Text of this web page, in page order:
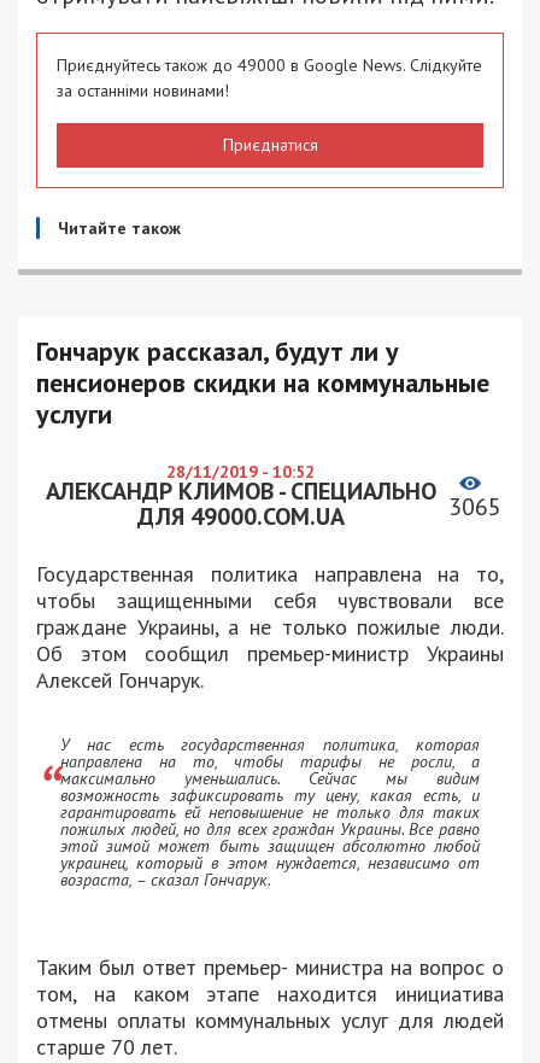
Приєднуйтесь також до 49000 в Google News. Слідкуйте
за останніми новинами!
Приєднатися
Читайте також
Гончарук рассказал, будут ли у
пенсионеров скидки на коммунальные
услуги
28/11/2019 - 10:52
АЛЕКСАНДР КЛИМОВ - СПЕЦИАЛЬНО
ДЛЯ 49000.COM.UA
3065
Государственная политика направлена на то,
чтобы защищенными себя чувствовали все
граждане Украины, а не только пожилые люди.
Об этом сообщил премьер-министр Украины
Алексей Гончарук.
У нас есть государственная политика, которая
направлена ​​на то, чтобы тарифы не росли, а
максимально уменьшались. Сейчас мы видим
возможность зафиксировать ту цену, какая есть, и
гарантировать ей неповышение не только для таких
пожилых людей, но для всех граждан Украины. Все равно
этой зимой может быть защищен абсолютно любой
украинец, который в этом нуждается, независимо от
возраста, – сказал Гончарук.
Таким был ответ премьер- министра на вопрос о
том, на каком этапе находится инициатива
отмены оплаты коммунальных услуг для людей
старше 70 лет.